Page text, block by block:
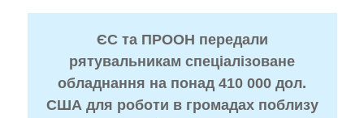
ЄС та ПРООН передали
рятувальникам спеціалізоване
обладнання на понад 410 000 дол.
США для роботи в громадах поблизу